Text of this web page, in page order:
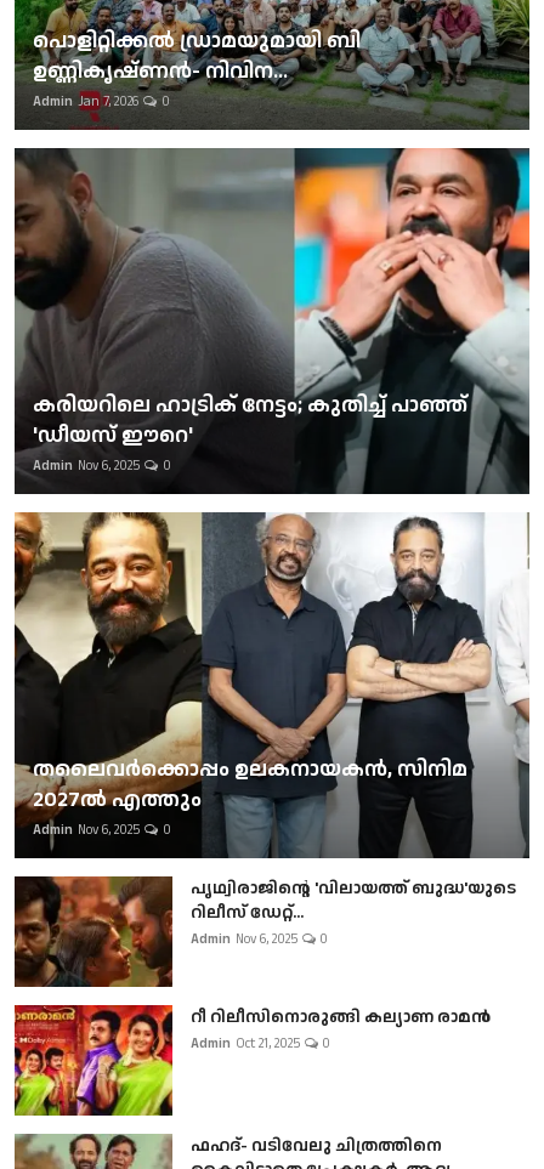
പൊളിറ്റിക്കല്‍ ഡ്രാമയുമായി ബി
ഉണ്ണികൃഷ്ണന്‍- നിവിന...
Admin Jan 7, 2026 0
കരിയറിലെ ഹാട്രിക് നേട്ടം; കുതിച്ച് പാഞ്ഞ്
'ഡീയസ് ഈറെ'
Admin Nov 6, 2025 0
തലൈവര്‍ക്കൊപ്പം ഉലകനായകന്‍, സിനിമ
2027ല്‍ എത്തും
Admin Nov 6, 2025 0
പൃഥ്വിരാജിന്റെ 'വിലായത്ത് ബുദ്ധ'യുടെ
റിലീസ് ഡേറ്റ്...
Admin Nov 6, 2025 0
റീ റിലീസിനൊരുങ്ങി കല്യാണ രാമൻ
Admin Oct 21, 2025 0
ഫഹദ്- വടിവേലു ചിത്രത്തിനെ